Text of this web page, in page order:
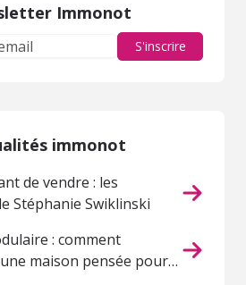
Immonot
S'inscrire
immonot
de vendre : les
Stéphanie Swiklinski
: comment
maison pensée pour